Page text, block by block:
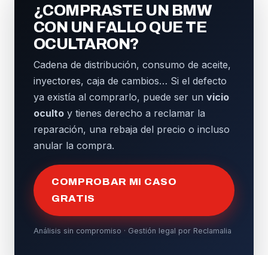
¿COMPRASTE UN BMW
CON UN FALLO QUE TE
OCULTARON?
Cadena de distribución, consumo de aceite,
inyectores, caja de cambios… Si el defecto
ya existía al comprarlo, puede ser un vicio
oculto y tienes derecho a reclamar la
reparación, una rebaja del precio o incluso
anular la compra.
COMPROBAR MI CASO
GRATIS
Análisis sin compromiso · Gestión legal por Reclamalia